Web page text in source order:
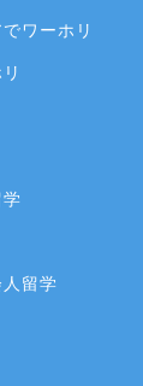
ワーホリ
留学